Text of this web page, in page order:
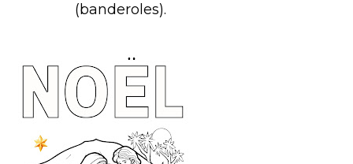
(banderoles).